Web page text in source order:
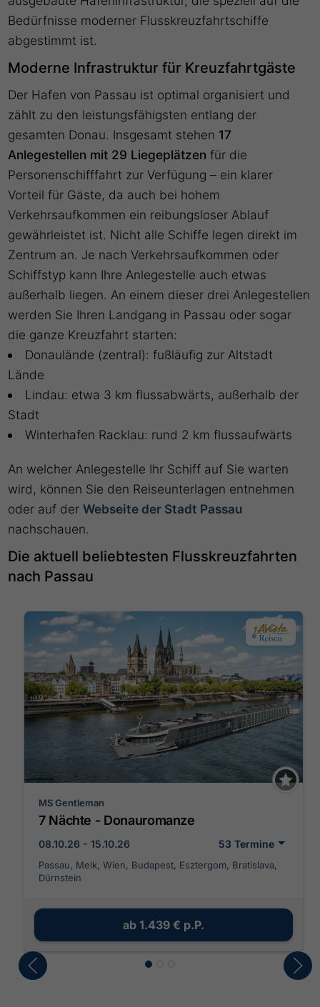
Bedürfnisse moderner Flusskreuzfahrtschiffe
abgestimmt ist.
Moderne Infrastruktur für Kreuzfahrtgäste
Der Hafen von Passau ist optimal organisiert und
zählt zu den leistungsfähigsten entlang der
gesamten Donau. Insgesamt stehen 17
Anlegestellen mit 29 Liegeplätzen für die
Personenschifffahrt zur Verfügung – ein klarer
Vorteil für Gäste, da auch bei hohem
Verkehrsaufkommen ein reibungsloser Ablauf
gewährleistet ist. Nicht alle Schiffe legen direkt im
Zentrum an. Je nach Verkehrsaufkommen oder
Schiffstyp kann Ihre Anlegestelle auch etwas
außerhalb liegen. An einem dieser drei Anlegestellen
werden Sie Ihren Landgang in Passau oder sogar
die ganze Kreuzfahrt starten:
Donaulände (zentral): fußläufig zur Altstadt
Lände
Lindau: etwa 3 km flussabwärts, außerhalb der
Stadt
Winterhafen Racklau: rund 2 km flussaufwärts
An welcher Anlegestelle Ihr Schiff auf Sie warten
wird, können Sie den Reiseunterlagen entnehmen
oder auf derWebseite der Stadt Passau
nachschauen.
Die aktuell beliebtesten Flusskreuzfahrten
nach Passau
MS Gentleman
7 Nächte - Donauromanze
08.10.26 - 15.10.26 53 Termine
Passau, Melk, Wien, Budapest, Esztergom, Bratislava,
Dürnstein
ab 1.439 € p.P.